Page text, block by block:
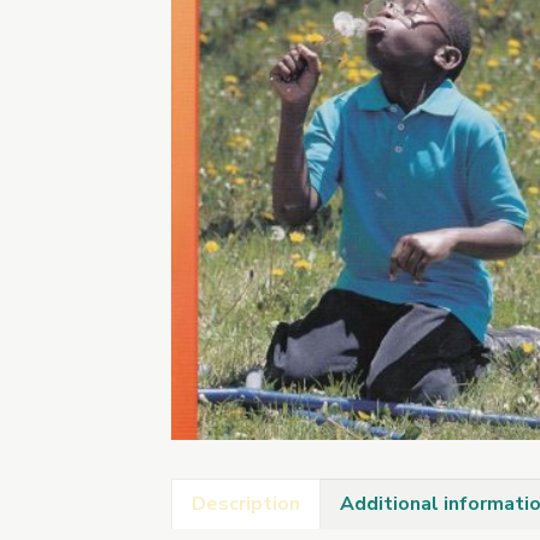
Description Additional